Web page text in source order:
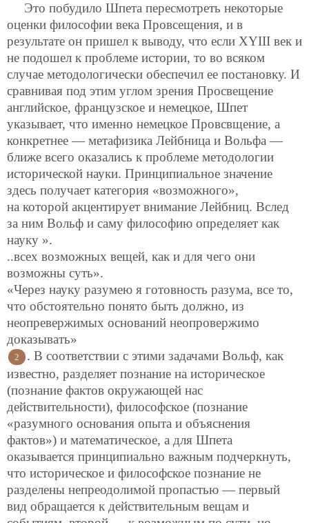
Это побудило Шпета пересмотреть некоторые
оценки философии века Провсещения, и в
результате он пришел к выводу, что если XYIII век и
не подошел к проблеме истории, то во всяком
случае методологически обеспечил ее постановку. И
сравнивая под этим углом зрения Просвещение
английское, французское и немецкое, Шпет
указывает, что именно немецкое Провсвщение, а
конкретнее — метафизика Лейбница и Вольфа —
ближе всего оказались к проблеме методологии
исторической науки. Принципиальное значение
здесь получает категория «возможного»,
на которой акцентирует внимание Лейбниц. Вслед
за ним Вольф и саму философию определяет как
науку ».
..всех возможных вещей, как и для чего они
возможны суть».
«Через науку разумею я готовность разума, все то,
что обстоятельно понято быть должно, из
неопревержимых оснований неопровержимо
доказывать»
2
. В соответствии с этими задачами Вольф, как
известно, разделяет познание на историческое
(познание фактов окружающей нас
действительности), философское (познание
«разумного основания опыта и объяснения
фактов») и математическое, а для Шпета
оказывается принципиально важным подчеркнуть,
что историческое и философское познание не
разделены непреодолимой пропастью — первый
вид обращается к действительным вещам и